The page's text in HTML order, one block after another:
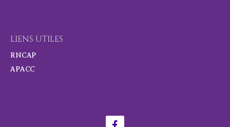
LIENS UTILES
RNCAP
APACC